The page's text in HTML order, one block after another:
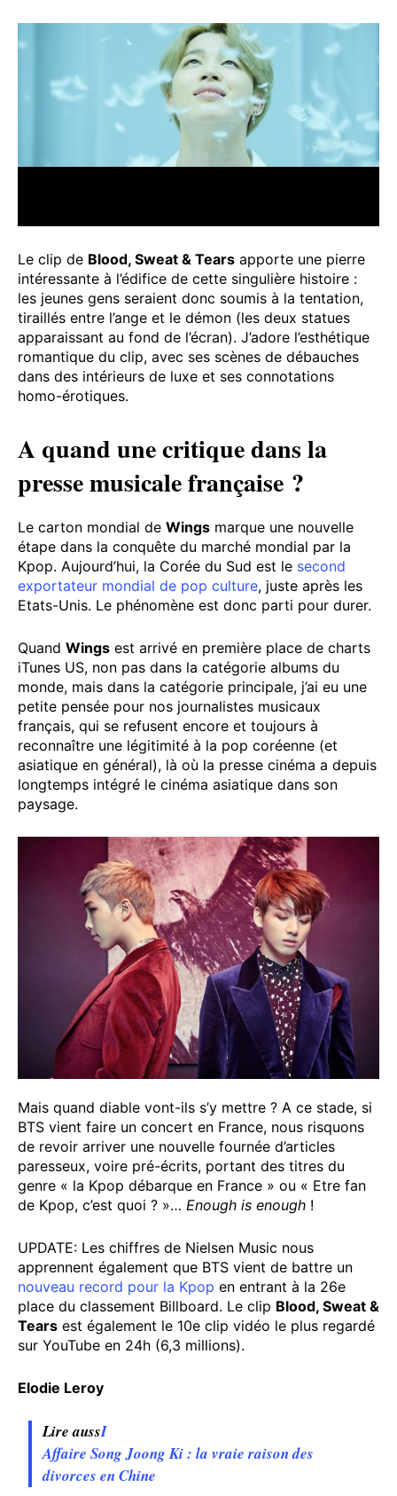
Le clip de Blood, Sweat & Tears apporte une pierre
intéressante à l’édifice de cette singulière histoire :
les jeunes gens seraient donc soumis à la tentation,
tiraillés entre l’ange et le démon (les deux statues
apparaissant au fond de l’écran). J’adore l’esthétique
romantique du clip, avec ses scènes de débauches
dans des intérieurs de luxe et ses connotations
homo-érotiques.
A quand une critique dans la
presse musicale française ?
Le carton mondial de Wings marque une nouvelle
étape dans la conquête du marché mondial par la
Kpop. Aujourd’hui, la Corée du Sud est le second
exportateur mondial de pop culture, juste après les
Etats-Unis. Le phénomène est donc parti pour durer.
Quand Wings est arrivé en première place de charts
iTunes US, non pas dans la catégorie albums du
monde, mais dans la catégorie principale, j’ai eu une
petite pensée pour nos journalistes musicaux
français, qui se refusent encore et toujours à
reconnaître une légitimité à la pop coréenne (et
asiatique en général), là où la presse cinéma a depuis
longtemps intégré le cinéma asiatique dans son
paysage.
Mais quand diable vont-ils s’y mettre ? A ce stade, si
BTS vient faire un concert en France, nous risquons
de revoir arriver une nouvelle fournée d’articles
paresseux, voire pré-écrits, portant des titres du
genre « la Kpop débarque en France » ou « Etre fan
de Kpop, c’est quoi ? »… Enough is enough !
UPDATE: Les chiffres de Nielsen Music nous
apprennent également que BTS vient de battre un
nouveau record pour la Kpop en entrant à la 26e
place du classement Billboard. Le clip Blood, Sweat &
Tears est également le 10e clip vidéo le plus regardé
sur YouTube en 24h (6,3 millions).
Elodie Leroy
Lire aussI
Affaire Song Joong Ki : la vraie raison des
divorces en Chine